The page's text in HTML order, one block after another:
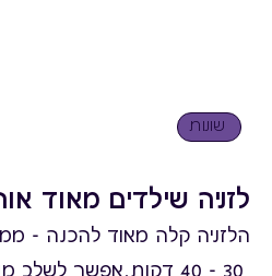
שונות
לזניה שילדים מאוד
הלזניה קלה מאוד להכנה -
30 - 40 דקות.אפשר